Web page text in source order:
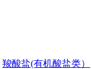
羧酸盐(有机酸盐类）